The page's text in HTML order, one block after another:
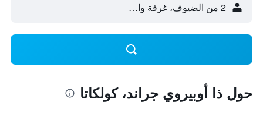
2 من الضيوف، غرفة واحدة
حول ذا أوبيروي جراند، كولكاتا